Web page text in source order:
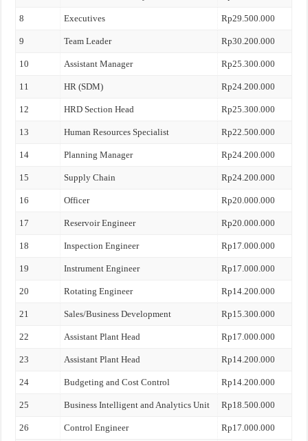
8 Executives Rp29.500.000
9 Team Leader Rp30.200.000
10 Assistant Manager Rp25.300.000
11 HR (SDM) Rp24.200.000
12 HRD Section Head Rp25.300.000
13 Human Resources Specialist Rp22.500.000
14 Planning Manager Rp24.200.000
15 Supply Chain Rp24.200.000
16 Officer Rp20.000.000
17 Reservoir Engineer Rp20.000.000
18 Inspection Engineer Rp17.000.000
19 Instrument Engineer Rp17.000.000
20 Rotating Engineer Rp14.200.000
21 Sales/Business Development Rp15.300.000
22 Assistant Plant Head Rp17.000.000
23 Assistant Plant Head Rp14.200.000
24 Budgeting and Cost Control Rp14.200.000
25 Business Intelligent and Analytics Unit Rp18.500.000
26 Control Engineer Rp17.000.000